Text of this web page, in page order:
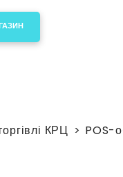
КРЦ POS-